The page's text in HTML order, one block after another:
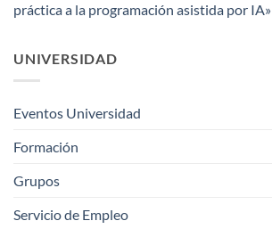
práctica a la programación asistida por IA»
UNIVERSIDAD
Eventos Universidad
Formación
Grupos
Servicio de Empleo